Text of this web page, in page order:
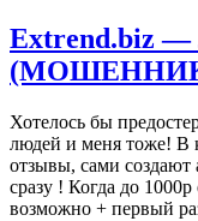
Еxtrend.biz —
Хотелось бы
людей и меня тоже! В
отзывы, сами создают
сразу ! Когда до 1000р
возможно + первый